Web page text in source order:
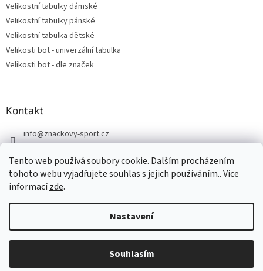
Tento web používá soubory cookie. Dalším procházením
tohoto webu vyjadřujete souhlas s jejich používáním.. Více
informacízde.
Nastavení
Souhlasím
DOVOLENÁ - objednávky přijaté nyní odešleme v pondělí 10.8.
Velikostní tabulky dámské
Velikostní tabulky pánské
Velikostní tabulka dětské
Velikosti bot - univerzální tabulka
Velikosti bot - dle značek
Kontakt
info@znackovy-sport.cz
Vytvořil Shoptet
Značkový sport. Všechna práva vyhrazena.